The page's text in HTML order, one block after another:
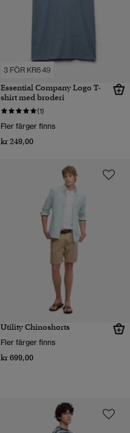
3 FÖR KR649
Essential Company Logo T-
shirt med broderi
(1)
Fler färger finns
kr 249,00
Utility Chinoshorts
Fler färger finns
kr 699,00